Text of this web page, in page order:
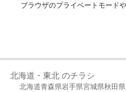
ブラウザのプライベートモード
北海道・東北 のチラシ
北海道青森県岩手県宮城県秋田県